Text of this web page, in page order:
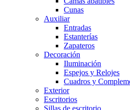
Cunas
Auxiliar
Entradas
Estanterías
Zapateros
Decoración
Iluminación
Espejos y Relojes
Cuadros y
Exterior
Escritorios
Sillas de escritorio